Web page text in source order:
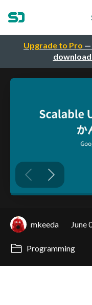
Upgrade to Pro —
mkeeda June
Programming